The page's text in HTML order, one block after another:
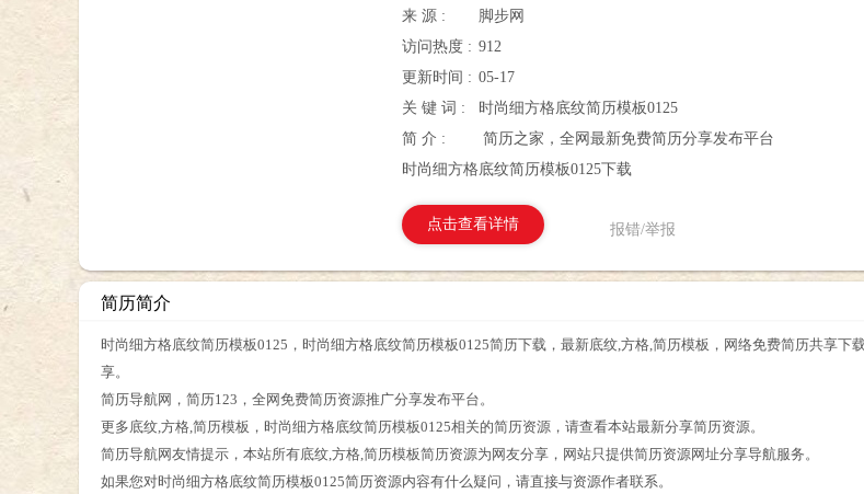
来 源 :
脚步网
访问热度 : 912
更新时间 : 05-17
关 键 词 :
时尚细方格底纹简历模板0125
简 介 :
简历之家，全网最新免费简历分享发布平台
时尚细方格底纹简历模板0125下载
点击查看详情 报错/举报
简历简介
时尚细方格底纹简历模板0125，时尚细方格底纹简历模板0125简历下载，最新底纹,方格,简历模板，网络免费简历共享
享。
简历导航网，简历123，全网免费简历资源推广分享发布平台。
更多底纹,方格,简历模板，时尚细方格底纹简历模板0125相关的简历资源，请查看本站最新分享简历资源。
简历导航网友情提示，本站所有底纹,方格,简历模板简历资源为网友分享，网站只提供简历资源网址分享导航服务。
如果您对时尚细方格底纹简历模板0125简历资源内容有什么疑问，请直接与资源作者联系。